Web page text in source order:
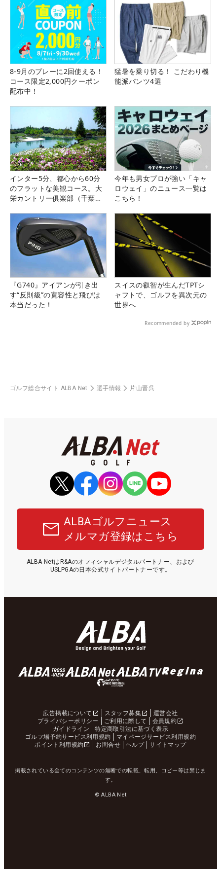
8-9月のプレーに2回使える！
コース限定2,000円クーポン
配布中！
猛暑を乗り切る！ こだわり機
能派パンツ4選
インター5分、都心から60分
のフラットな美観コース。大
栄カントリー俱楽部（千葉
今年も男女プロが強い「キャ
ロウェイ」のニュース一覧は
こちら！
『G740』アイアンが引き出
す“反則級”の寛容性と飛びは
本当だった！
スイスの叡智が生んだTPTシ
ャフトで、ゴルフを異次元の
世界へ
Recommended by
ゴルフ総合サイト ALBA Net 選手情報 片山晋呉
ALBAゴルフニュース
メルマガ登録はこちら
ALBA NetはR&Aのオフィシャルデジタルパートナー、および
USLPGAの日本公式サイトパートナーです。
広告掲載について スタッフ募集
運営会社
プライバシーポリシー
ご利用に際して
会員規約
ガイドライン
特定商取引法に基づく表示
ゴルフ場予約サービス利用規約
マイページサービス利用規約
ポイント利用規約
お問合せ ヘルプ サイトマップ
掲載されている全てのコンテンツの無断での転載、転用、コピー等は禁じま
す。
© ALBA Net